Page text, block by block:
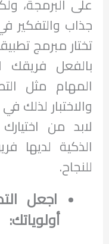
على البرمجة،
جذاب والتفكير
تختار مبرمج
بالفعل فريقك
المهام مثل
والاختبار لذلك
لابد من
الذكية لديها
للنجاح.
اجعل
أولوياتك: